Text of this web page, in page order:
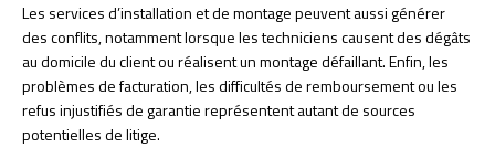
Les services d’installation et de montage peuvent aussi générer
des conflits, notamment lorsque les techniciens causent des dégâts
au domicile du client ou réalisent un montage défaillant. Enfin, les
problèmes de facturation, les difficultés de remboursement ou les
refus injustifiés de garantie représentent autant de sources
potentielles de litige.